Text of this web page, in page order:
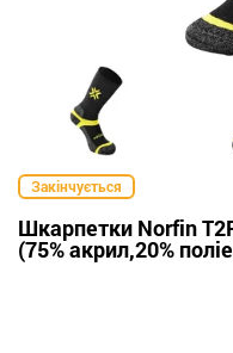
Закінчується
Шкарпетки Norfin
(75% акрил,20%